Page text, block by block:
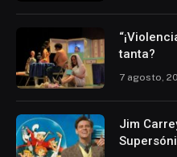
tanta?
7 agosto,
Jim